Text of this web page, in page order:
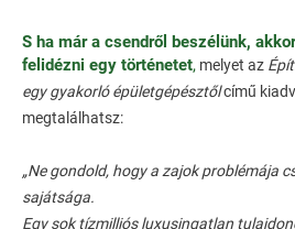
S ha már a csendről beszélünk,
felidézni egy történetet, melyet az
egy gyakorló épületgépésztőlcímű
megtalálhatsz:
„Ne gondold, hogy a zajok problémája
sajátsága.
Egy sok tízmilliós luxusingatlan